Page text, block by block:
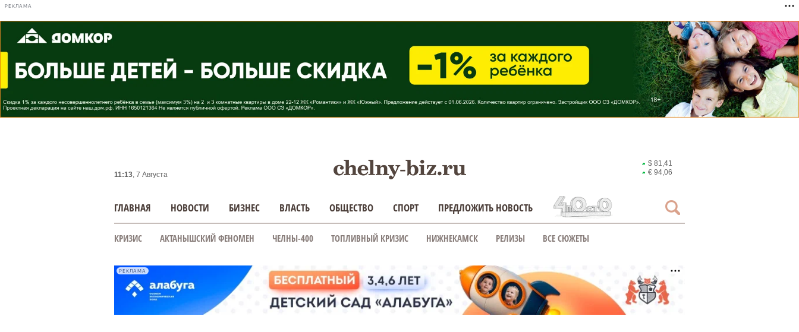
РЕКЛАМА
11:13, 7 Августа
$ 81,41
€ 94,06
ГЛАВНАЯ НОВОСТИ БИЗНЕС ВЛАСТЬ ОБЩЕСТВО СПОРТ ПРЕДЛОЖИТЬ НОВОСТЬ
КРИЗИС АКТАНЫШСКИЙ ФЕНОМЕН ЧЕЛНЫ-400 ТОПЛИВНЫЙ КРИЗИС НИЖНЕКАМСК РЕЛИЗЫ ВСЕ СЮЖЕТЫ
РЕКЛАМА